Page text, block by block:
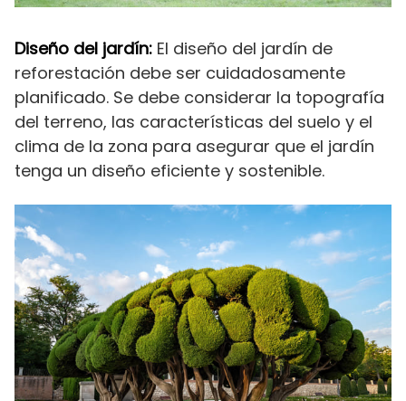
Diseño del jardín: El diseño del jardín de
reforestación debe ser cuidadosamente
planificado. Se debe considerar la topografía
del terreno, las características del suelo y el
clima de la zona para asegurar que el jardín
tenga un diseño eficiente y sostenible.